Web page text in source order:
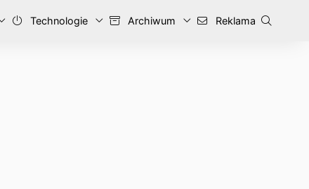
Technologie Archiwum Reklama